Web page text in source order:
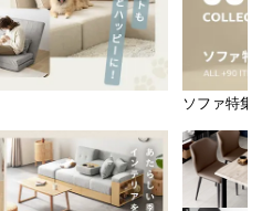
ソファ特集